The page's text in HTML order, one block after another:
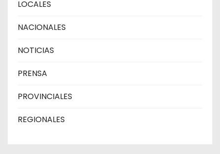
LOCALES
NACIONALES
NOTICIAS
PRENSA
PROVINCIALES
REGIONALES